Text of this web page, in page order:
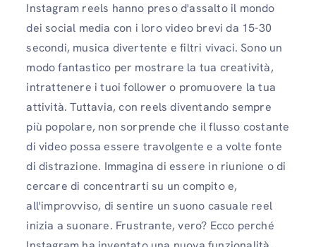
Instagram reels hanno preso d'assalto il mondo
dei social media con i loro video brevi da 15-30
secondi, musica divertente e filtri vivaci. Sono un
modo fantastico per mostrare la tua creatività,
intrattenere i tuoi follower o promuovere la tua
attività. Tuttavia, con reels diventando sempre
più popolare, non sorprende che il flusso costante
di video possa essere travolgente e a volte fonte
di distrazione. Immagina di essere in riunione o di
cercare di concentrarti su un compito e,
all'improvviso, di sentire un suono casuale reel
inizia a suonare. Frustrante, vero? Ecco perché